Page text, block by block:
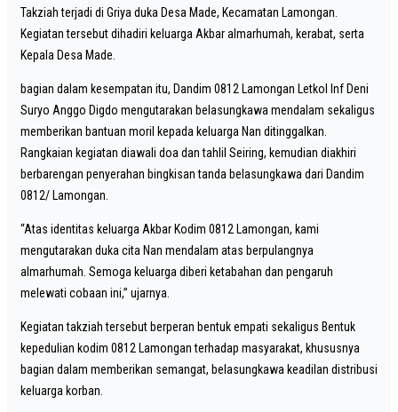
Takziah terjadi di Griya duka Desa Made, Kecamatan Lamongan.
Kegiatan tersebut dihadiri keluarga Akbar almarhumah, kerabat, serta
Kepala Desa Made.
bagian dalam kesempatan itu, Dandim 0812 Lamongan Letkol Inf Deni
Suryo Anggo Digdo mengutarakan belasungkawa mendalam sekaligus
memberikan bantuan moril kepada keluarga Nan ditinggalkan.
Rangkaian kegiatan diawali doa dan tahlil Seiring, kemudian diakhiri
berbarengan penyerahan bingkisan tanda belasungkawa dari Dandim
0812/ Lamongan.
“Atas identitas keluarga Akbar Kodim 0812 Lamongan, kami
mengutarakan duka cita Nan mendalam atas berpulangnya
almarhumah. Semoga keluarga diberi ketabahan dan pengaruh
melewati cobaan ini,” ujarnya.
Kegiatan takziah tersebut berperan bentuk empati sekaligus Bentuk
kepedulian kodim 0812 Lamongan terhadap masyarakat, khususnya
bagian dalam memberikan semangat, belasungkawa keadilan distribusi
keluarga korban.